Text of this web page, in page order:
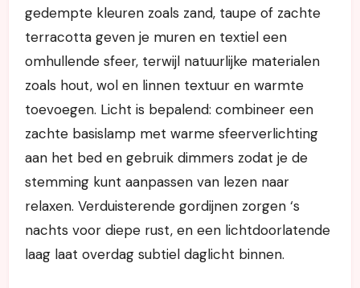
gedempte kleuren zoals zand, taupe of zachte
terracotta geven je muren en textiel een
omhullende sfeer, terwijl natuurlijke materialen
zoals hout, wol en linnen textuur en warmte
toevoegen. Licht is bepalend: combineer een
zachte basislamp met warme sfeerverlichting
aan het bed en gebruik dimmers zodat je de
stemming kunt aanpassen van lezen naar
relaxen. Verduisterende gordijnen zorgen ‘s
nachts voor diepe rust, en een lichtdoorlatende
laag laat overdag subtiel daglicht binnen.